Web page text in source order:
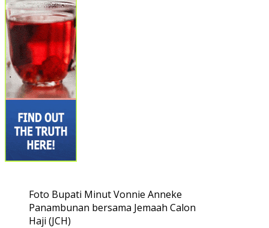
Foto Bupati Minut Vonnie Anneke
Panambunan bersama Jemaah Calon
Haji (JCH)